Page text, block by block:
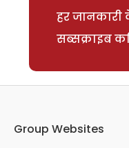
हर जानकारी
सब्सक्राइब
Group Websites